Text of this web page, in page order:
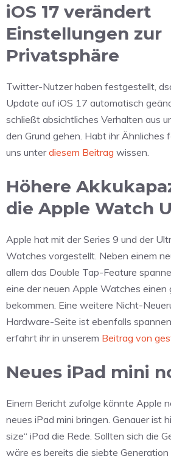
iOS 17 verändert
Einstellungen zur
Privatsphäre
Twitter-Nutzer haben festgestellt,
Update auf iOS 17 automatisch
schließt absichtliches Verhalten aus
den Grund gehen. Habt ihr Ähnliches
uns unterdiesem Beitrag wissen.
Höhere
die Apple Watch
Apple hat mit der Series 9 und der
Watches vorgestellt. Neben einem
allem das Double Tap-Feature
eine der neuen Apple Watches einen
bekommen. Eine weitere Nicht-
Hardware-Seite ist ebenfalls
erfahrt ihr in unserem Beitrag von
Neues iPad mini
Einem Bericht zufolge könnte Apple
neues iPad mini bringen. Genauer ist
size“ iPad die Rede. Sollten sich die
wäre es bereits die siebte Generation